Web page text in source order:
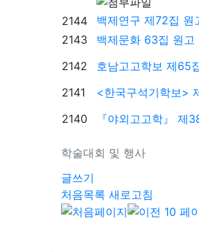
학술대회 및 행사
2144 백제연구 제72집 원
2143
백제문화 63집 원고
2142
호남고고학보 제65
2141
<한국구석기학보>
2140
『야외고고학』 제
글쓰기
처음목록 새로고침